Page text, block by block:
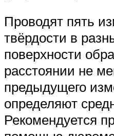
Проводят пять
твёрдости в
поверхности
расстоянии не
предыдущего
определяют
Рекомендуется